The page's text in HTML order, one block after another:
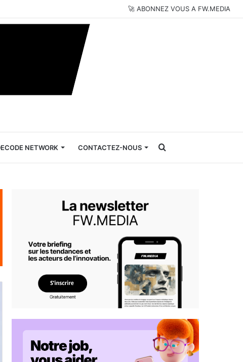
🚀 ABONNEZ VOUS A FW.MEDIA
NETWORK CONTACTEZ-NOUS Rechercher